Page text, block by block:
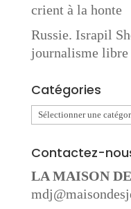
crient à la honte
Russie. Israpil
journalisme libre
Catégories
Catégories
Contactez-
LA MAISON